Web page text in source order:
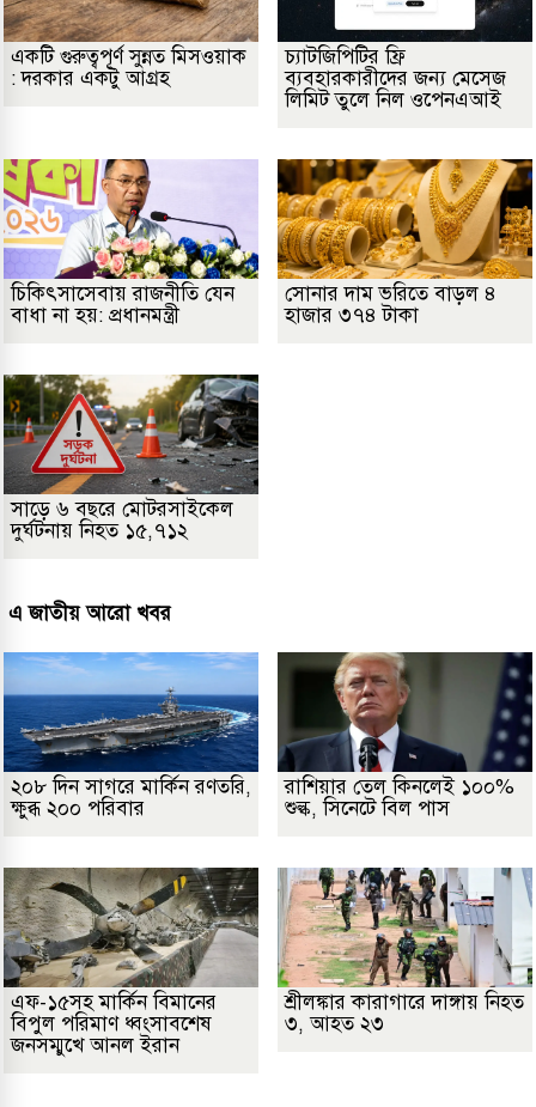
একটি গুরুত্বপূর্ণ সুন্নত মিসওয়াক
: দরকার একটু আগ্রহ
চ্যাটজিপিটির ফ্রি
ব্যবহারকারীদের জন্য মেসেজ
লিমিট তুলে নিল ওপেনএআই
চিকিৎসাসেবায় রাজনীতি যেন
বাধা না হয়: প্রধানমন্ত্রী
সোনার দাম ভরিতে বাড়ল ৪
হাজার ৩৭৪ টাকা
সাড়ে ৬ বছরে মোটরসাইকেল
দুর্ঘটনায় নিহত ১৫,৭১২
এ জাতীয় আরো খবর
২০৮ দিন সাগরে মার্কিন রণতরি,
ক্ষুব্ধ ২০০ পরিবার
রাশিয়ার তেল কিনলেই ১০০%
শুল্ক, সিনেটে বিল পাস
এফ-১৫সহ মার্কিন বিমানের
বিপুল পরিমাণ ধ্বংসাবশেষ
জনসম্মুখে আনল ইরান
শ্রীলঙ্কার কারাগারে দাঙ্গায় নিহত
৩, আহত ২৩